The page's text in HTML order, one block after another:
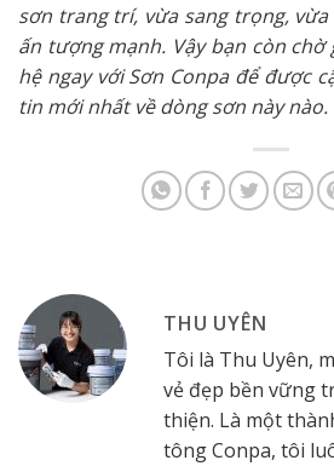
sơn trang trí, vừa sang trọng,
ấn tượng mạnh. Vậy bạn còn
hệ ngay với Sơn Conpa để được
tin mới nhất về dòng sơn này nào.
THU UYÊN
Tôi là Thu Uyên,
vẻ đẹp bền vững
thiện. Là một
tông Conpa, tôi